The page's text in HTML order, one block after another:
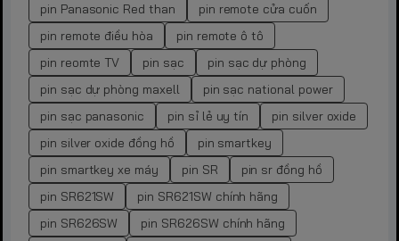
pin Panasonic Red than
pin remote cửa cuốn
pin remote điều hòa
pin remote ô tô
pin reomte TV
pin sạc
pin sạc dự phòng
pin sạc dự phòng maxell
pin sạc national power
pin sạc panasonic
pin sỉ lẻ uy tín
pin silver oxide
pin silver oxide đồng hồ
pin smartkey
pin smartkey xe máy
pin SR
pin sr đồng hồ
pin SR621SW
pin SR621SW chính hãng
pin SR626SW
pin SR626SW chính hãng